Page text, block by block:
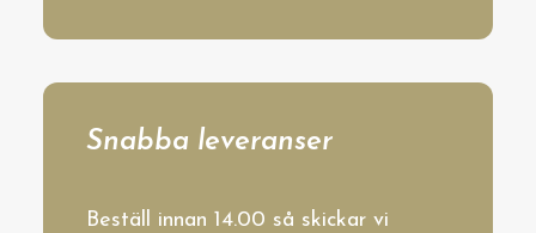
Snabba leveranser
Beställ innan 14.00 så skickar vi